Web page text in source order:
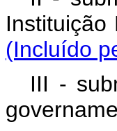
(Incluído
III -